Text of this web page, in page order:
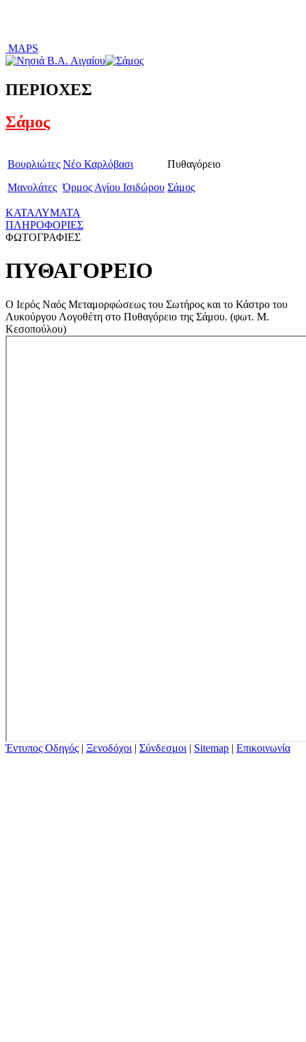
MAPS
ΠΕΡΙΟΧΕΣ
Σάμος
Βουρλιώτες
Μανολάτες
Νέο Καρλόβασι
Όρμος Αγίου Ισιδώρου
Πυθαγόρειο
Σάμος
ΚΑΤΑΛΥΜΑΤΑ
ΠΛΗΡΟΦΟΡΙΕΣ
ΦΩΤΟΓΡΑΦΙΕΣ
ΠΥΘΑΓΟΡΕΙΟ
Ο Ιερός Ναός Μεταμορφώσεως του Σωτήρος και το Κάστρο του
Λυκούργου Λογοθέτη στο Πυθαγόρειο της Σάμου. (φωτ. Μ.
Κεσοπούλου)
Έντυπος Οδηγός | Ξενοδόχοι | Σύνδεσμοι | Sitemap | Επικοινωνία